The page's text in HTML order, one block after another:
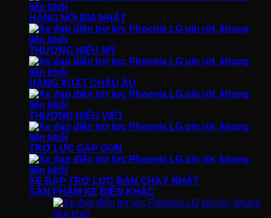
HÀNG NỘI ĐỊA NHẬT
THƯƠNG HIỆU MỸ
HÀNG XUẤT CHÂU ÂU
THƯƠNG HIỆU VIỆT
TRỢ LỰC GẤP GỌN
XE ĐẠP TRỢ LỰC BÁN CHẠY NHẤT
SẢN PHẨM XE ĐIỆN KHÁC